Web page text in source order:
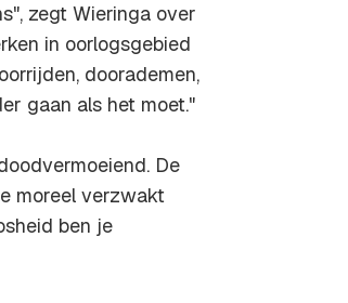
zegt Wieringa over
in oorlogsgebied
doorademen,
gaan als het moet."
De
moreel verzwakt
ben je